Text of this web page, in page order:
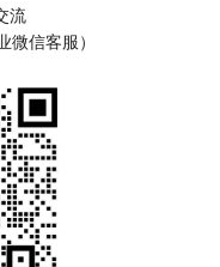
流
微信客服）